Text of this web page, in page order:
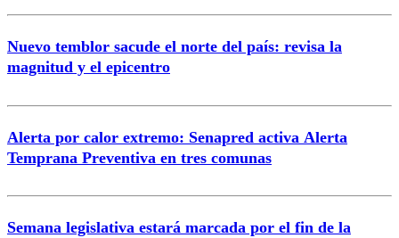
Nuevo temblor sacude el norte del país: revisa la
magnitud y el epicentro
Alerta por calor extremo: Senapred activa Alerta
Temprana Preventiva en tres comunas
Semana legislativa estará marcada por el fin de la